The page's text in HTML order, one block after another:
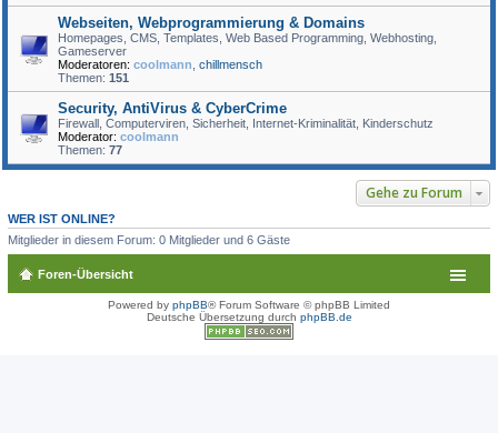
Webseiten, Webprogrammierung & Domains
Homepages, CMS, Templates, Web Based Programming, Webhosting,
Gameserver
Moderatoren: coolmann chillmensch
Themen: 151
Security, AntiVirus & CyberCrime
Firewall, Computerviren, Sicherheit, Internet-Kriminalität, Kinderschutz
Moderator: coolmann
Themen: 77
Gehe zu Forum
WER IST ONLINE?
Mitglieder in diesem Forum: 0 Mitglieder und 6 Gäste
Foren-Übersicht
Powered by phpBB® Forum Software © phpBB Limited
Deutsche Übersetzung durch phpBB.de